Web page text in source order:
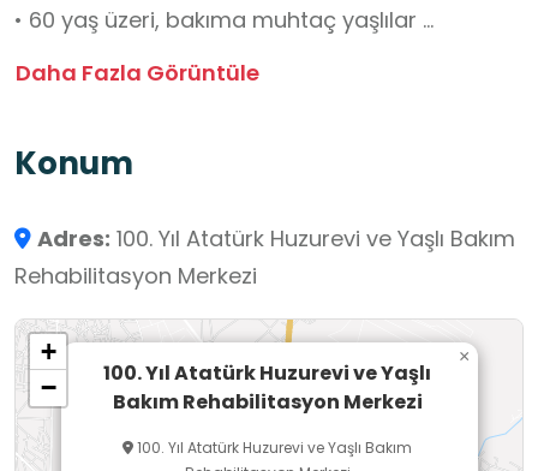
• 60 yaş üzeri, bakıma muhtaç yaşlılar
• Sosyal güvencesi olmayanlar, kimsesizler
Verilen Hizmetler:
• Sağlık kontrolleri
• Fiziksel bakım ve rehabilitasyon
• Sosyal ve kültürel etkinlikler
• Geziler
• Fizyoterapi
• Rehabilitasyon
Daha Fazla Görüntüle
Konum
Adres: 100. Yıl Atatürk Huzurevi ve Yaşlı Bakım
Rehabilitasyon Merkezi
100. Yıl Atatürk Huzurevi ve Yaşlı
Bakım Rehabilitasyon Merkezi
100. Yıl Atatürk Huzurevi ve Yaşlı Bakım
×
+
−